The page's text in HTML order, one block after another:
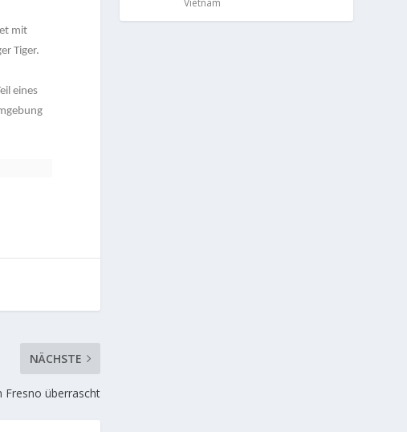
mit
Tiger.
eines
NÄCHSTE
Fresno überrascht